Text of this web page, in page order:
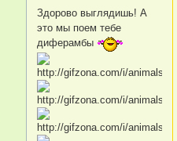
Здорово выглядишь! А
это мы поем тебе
диферамбы